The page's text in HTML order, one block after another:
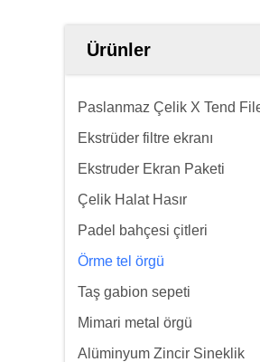
Ürünler
Paslanmaz Çelik X Tend
Ekstrüder filtre ekranı
Ekstruder Ekran Paketi
Çelik Halat Hasır
Padel bahçesi çitleri
Örme tel örgü
Taş gabion sepeti
Mimari metal örgü
Alüminyum Zincir Sineklik